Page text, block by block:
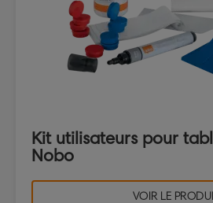
Kit utilisateurs pour
Nobo
VOIR LE